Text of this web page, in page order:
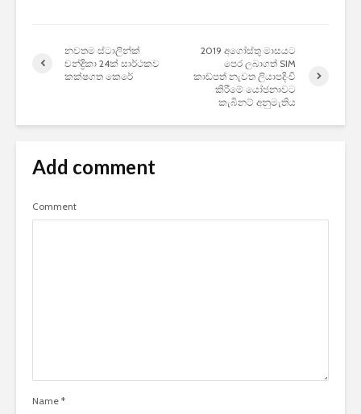
නවතම ස්ටාලින්ක්
චන්ද්‍රිකා 24ක් සාර්ථකව
කක්ෂගත කෙරේ
2019 අගෝස්තු මාසයට
පෙර ලබාගත් SIM
කාඩ්පත් නැවත ලියාපදිංචි
කිරීමේ යෝජනාවට
කැබිනට් අනුමැතිය
Add comment
Comment
Name *